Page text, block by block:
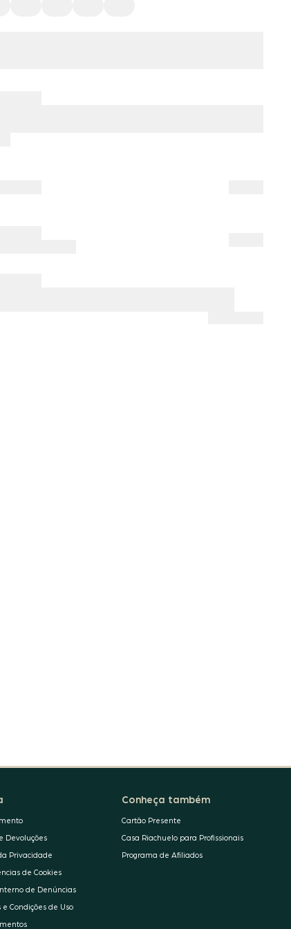
Devoluções
Privacidade
de Cookies
de Denúncias
e Condições de Uso
Conheça também
Cartão Presente
Casa Riachuelo para Profissionais
Programa de Afiliados